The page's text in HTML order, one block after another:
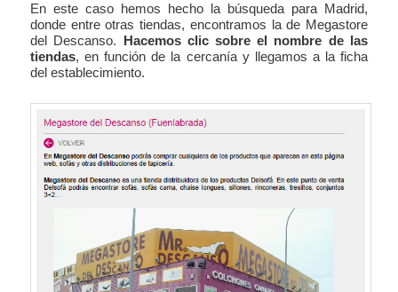
En este caso hemos hecho la búsqueda para Madrid,
donde entre otras tiendas, encontramos la de Megastore
del Descanso. Hacemos clic sobre el nombre de las
tiendas, en función de la cercanía y llegamos a la ficha
del establecimiento.